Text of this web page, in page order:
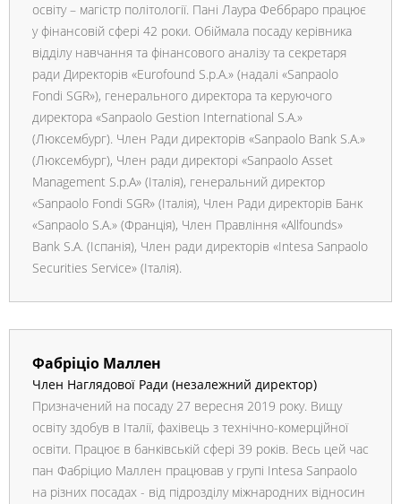
освіту – магістр політології. Пані Лаура Феббраро працює
у фінансовій сфері 42 роки. Обіймала посаду керівника
відділу навчання та фінансового аналізу та секретаря
ради Директорів «Eurofound S.p.A.» (надалі «Sanpaolo
Fondi SGR»), генерального директора та керуючого
директора «Sanpaolo Gestion International S.A.»
(Люксембург). Член Ради директорів «Sanpaolo Bank S.A.»
(Люксембург), Член ради директорі «Sanpaolo Asset
Management S.p.A» (Італія), генеральний директор
«Sanpaolo Fondi SGR» (Італія), Член Ради директорів Банк
«Sanpaolo S.A.» (Франція), Член Правління «Allfounds»
Bank S.A. (Іспанія), Член ради директорів «Intesa Sanpaolo
Securities Service» (Італія).
Фабріціо Маллен
Член Наглядової Ради (незалежний директор)
Призначений на посаду 27 вересня 2019 року. Вищу
освіту здобув в Італії, фахівець з технічно-комерційної
освіти. Працює в банківській сфері 39 років. Весь цей час
пан Фабріцио Маллен працював у групі Intesa Sanpaolo
на різних посадах - від підрозділу міжнародних відносин